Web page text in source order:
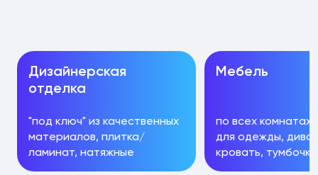
Дизайнерская
отделка
"под ключ" из качественных
материалов, плитка/
ламинат, натяжные
потолки, теплые полы
Мебель
по всех
для одежды,
кровать,
стулья